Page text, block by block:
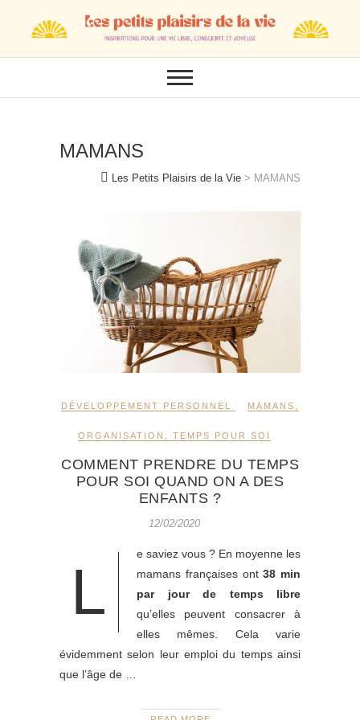
MAMANS
Les Petits Plaisirs de la Vie > MAMANS
DÉVELOPPEMENT PERSONNEL MAMANS
ORGANISATION TEMPS POUR SOI
COMMENT PRENDRE DU TEMPS
POUR SOI QUAND ON A DES
ENFANTS ?
12/02/2020
L
e saviez vous ? En moyenne les
mamans françaises ont38 min
par jour de temps libre
qu’elles peuvent consacrer à
elles mêmes. Cela varie
évidemment selon leur emploi du temps ainsi
que l’âge de …